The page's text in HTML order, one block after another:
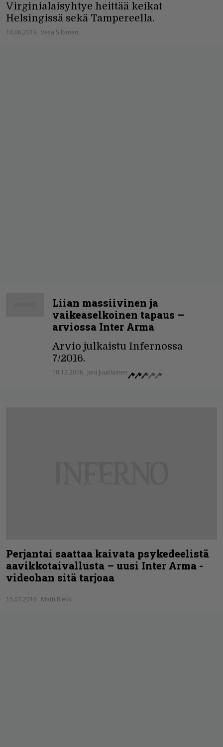
Virginialaisyhtye heittää keikat
Helsingissä sekä Tampereella.
14.06.2019 Vesa Siltanen
Liian massiivinen ja
vaikeaselkoinen tapaus –
arviossa Inter Arma
Arvio julkaistu Infernossa
7/2016.
10.12.2016 Joni Juutilainen
Perjantai saattaa kaivata psykedeelistä
aavikkotaivallusta – uusi Inter Arma -
videohan sitä tarjoaa
15.07.2016 Matti Riekki